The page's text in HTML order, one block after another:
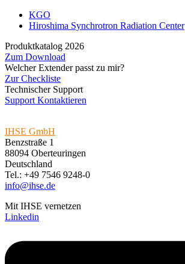
KGO
Hiroshima Synchrotron Radiation Center
Produktkatalog 2026
Zum Download
Welcher Extender passt zu mir?
Zur Checkliste
Technischer Support
Support Kontaktieren
IHSE GmbH
Benzstraße 1
88094 Oberteuringen
Deutschland
Tel.: +49 7546 9248-0
info@ihse.de
Mit IHSE vernetzen
Linkedin